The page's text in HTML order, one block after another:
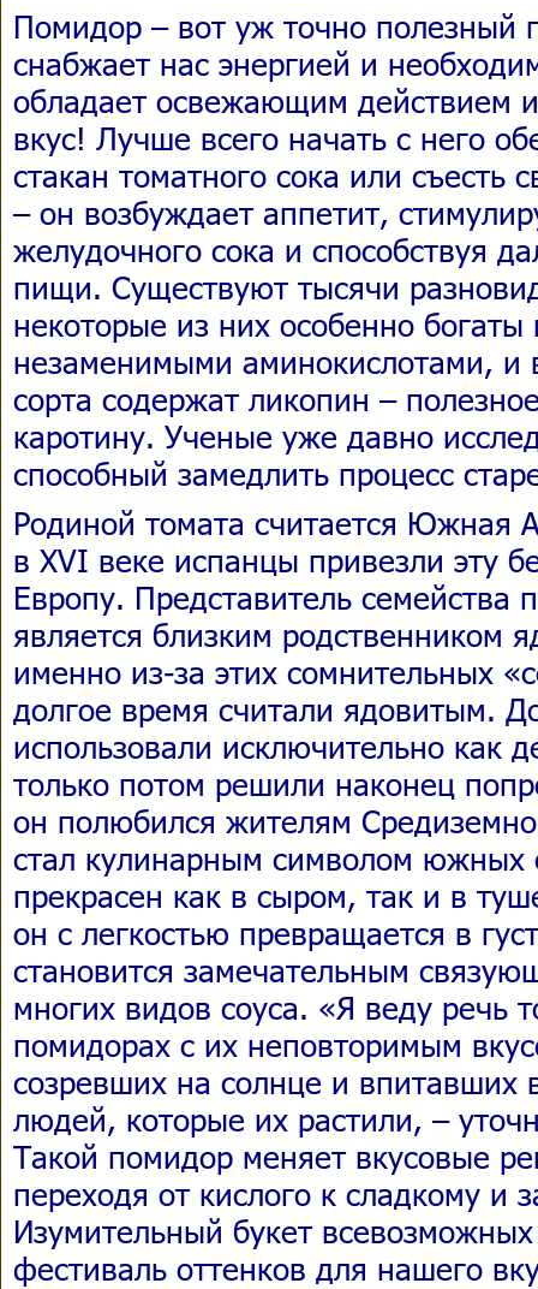
Помидор – вот уж точно полезный
снабжает нас энергией и
обладает освежающим действием
вкус! Лучше всего начать с него
стакан томатного сока или съесть
– он возбуждает аппетит,
желудочного сока и способствуя
пищи. Существуют тысячи
некоторые из них особенно
незаменимыми аминокислотами, и
сорта содержат ликопин –
каротину. Ученые уже давно
способный замедлить процесс
Родиной томата считается Южная
в XVI веке испанцы привезли эту
Европу. Представитель семейства
является близким родственником
именно из-за этих сомнительных
долгое время считали ядовитым.
использовали исключительно как
только потом решили наконец
он полюбился жителям
стал кулинарным символом южных
прекрасен как в сыром, так и в
он с легкостью превращается в
становится замечательным
многих видов соуса. «Я веду речь
помидорах с их неповторимым
созревших на солнце и впитавших
людей, которые их растили, –
Такой помидор меняет вкусовые
переходя от кислого к сладкому и
Изумительный букет
фестиваль оттенков для нашего